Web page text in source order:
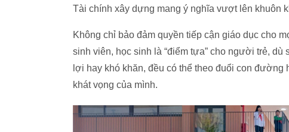
Tài chính xây dựng mang ý nghĩa vượt lên khuôn
Không chỉ bảo đảm quyền tiếp cận giáo dục cho
sinh viên, học sinh là “điểm tựa” cho người trẻ,
lợi hay khó khăn, đều có thể theo đuổi con
khát vọng của mình.